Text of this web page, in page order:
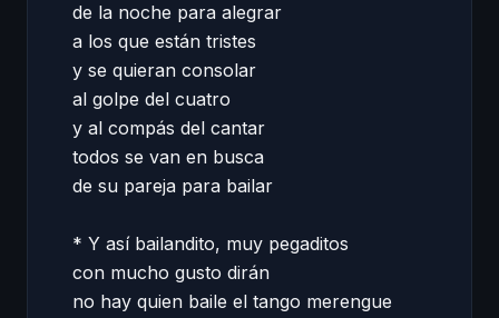
de la noche para alegrar
a los que están tristes
y se quieran consolar
al golpe del cuatro
y al compás del cantar
todos se van en busca
de su pareja para bailar
* Y así bailandito, muy pegaditos
con mucho gusto dirán
no hay quien baile el tango merengue